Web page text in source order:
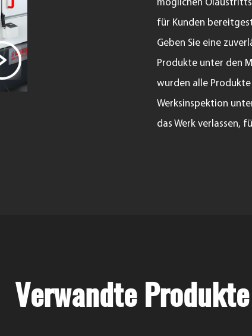
möglichen
für Kunden
Geben Sie eine
Produkte unter den
wurden alle Produkte
Werksinspektion
das Werk verlassen,
Verwandte Produkte